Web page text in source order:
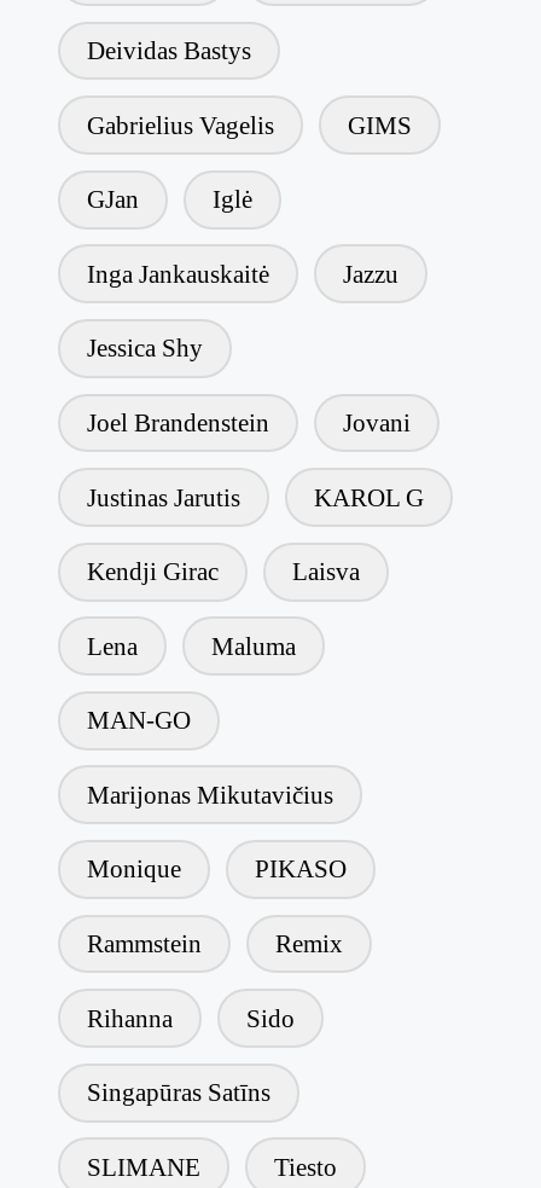
Deividas Bastys
Gabrielius Vagelis GIMS
GJan Iglė
Inga Jankauskaitė Jazzu
Jessica Shy
Joel Brandenstein Jovani
Justinas Jarutis KAROL G
Kendji Girac Laisva
Lena Maluma
MAN-GO
Marijonas Mikutavičius
Monique PIKASO
Rammstein Remix
Rihanna Sido
Singapūras Satīns
SLIMANE Tiesto